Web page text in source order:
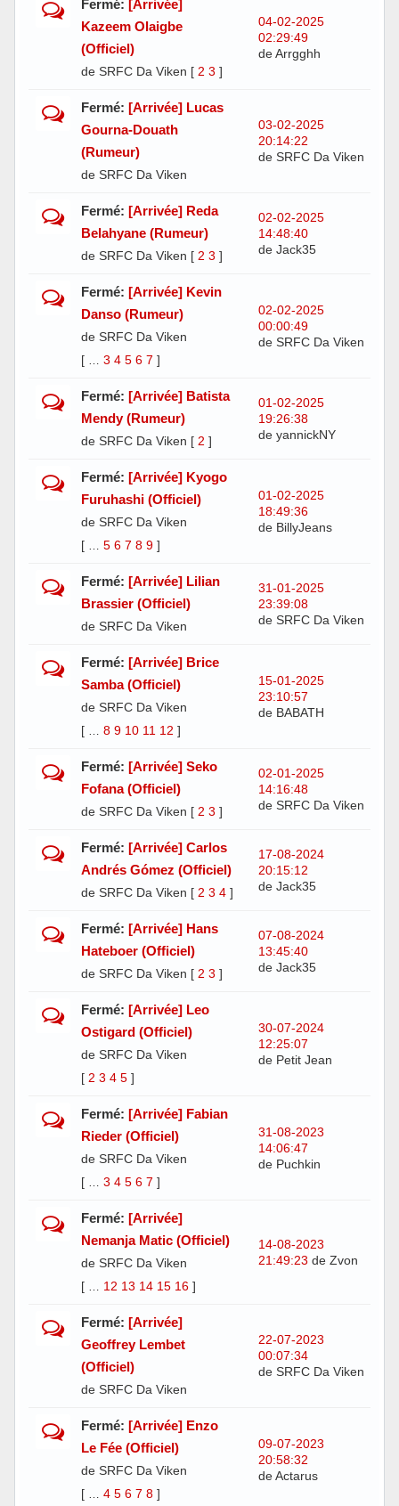
Fermé: [Arrivée]
Kazeem Olaigbe
(Officiel)
de SRFC Da Viken [ 2 3 ]
04-02-2025
02:29:49
de Arrgghh
Fermé: [Arrivée] Lucas
Gourna-Douath
(Rumeur)
de SRFC Da Viken
03-02-2025
20:14:22
de SRFC Da Viken
Fermé: [Arrivée] Reda
Belahyane (Rumeur)
de SRFC Da Viken [ 2 3 ]
02-02-2025
14:48:40
de Jack35
Fermé: [Arrivée] Kevin
Danso (Rumeur)
de SRFC Da Viken
[
3 4 5 6 7 ]
02-02-2025
00:00:49
de SRFC Da Viken
Fermé: [Arrivée] Batista
Mendy (Rumeur)
de SRFC Da Viken [ 2 ]
01-02-2025
19:26:38
de yannickNY
Fermé: [Arrivée] Kyogo
Furuhashi (Officiel)
de SRFC Da Viken
[
5 6 7 8 9]
01-02-2025
18:49:36
de BillyJeans
Fermé: [Arrivée] Lilian
Brassier (Officiel)
de SRFC Da Viken
31-01-2025
23:39:08
de SRFC Da Viken
Fermé: [Arrivée] Brice
Samba (Officiel)
de SRFC Da Viken
[
8 9 10 11 12 ]
15-01-2025
23:10:57
de BABATH
Fermé: [Arrivée] Seko
Fofana (Officiel)
de SRFC Da Viken [ 2 3 ]
02-01-2025
14:16:48
de SRFC Da Viken
Fermé: [Arrivée] Carlos
Andrés Gómez (Officiel)
de SRFC Da Viken [ 2 3 4]
17-08-2024
20:15:12
de Jack35
Fermé: [Arrivée] Hans
Hateboer (Officiel)
de SRFC Da Viken [ 2 3 ]
07-08-2024
13:45:40
de Jack35
Fermé: [Arrivée] Leo
Ostigard (Officiel)
de SRFC Da Viken
[ 2 3 4 5]
30-07-2024
12:25:07
de Petit Jean
Fermé: [Arrivée] Fabian
Rieder (Officiel)
de SRFC Da Viken
[
3 4 5 6 7 ]
31-08-2023
14:06:47
de Puchkin
Fermé: [Arrivée]
Nemanja Matic (Officiel)
de SRFC Da Viken
[
12 13 14 15 16]
14-08-2023
21:49:23 de Zvon
Fermé: [Arrivée]
Geoffrey Lembet
(Officiel)
de SRFC Da Viken
22-07-2023
00:07:34
de SRFC Da Viken
Fermé: [Arrivée] Enzo
Le Fée (Officiel)
de SRFC Da Viken
[
4 5 6 7 8]
09-07-2023
20:58:32
de Actarus